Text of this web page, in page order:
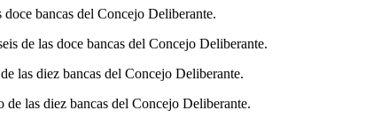
doce bancas del Concejo Deliberante.
de las doce bancas del Concejo Deliberante.
las diez bancas del Concejo Deliberante.
de las diez bancas del Concejo Deliberante.